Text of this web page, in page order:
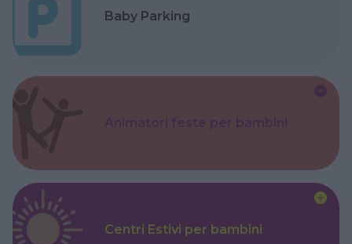
Baby Parking
Centri Estivi per bambini